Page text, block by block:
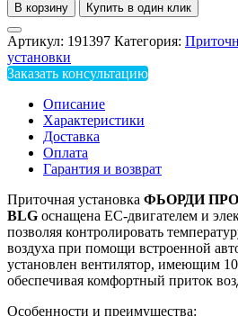
В корзину Купить в один клик
Артикул: 191397 Категория:
установки
Заказать консультацию
Описание
Характеристики
Доставка
Оплата
Гарантия и возврат
Приточная установка ФЬОРДИ ПРО
BLG оснащена EC-двигателем и
позволяя контролировать
воздуха при помощи встроенной
установлен вентилятор, имеющим
обеспечивая комфортный приток
Особенности и преимущества: